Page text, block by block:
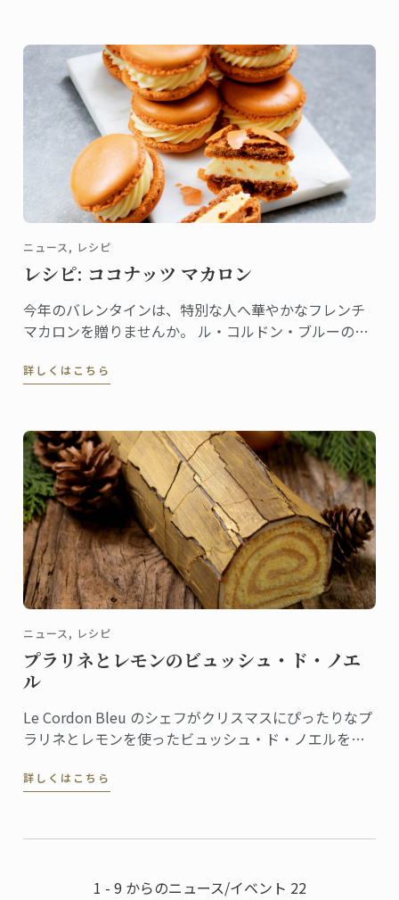
ニュース, レシピ
レシピ: ココナッツ マカロン
今年のバレンタインは、特別な人へ華やかなフレンチ
マカロンを贈りませんか。 ル・コルドン・ブルーの書
ツ マカロンのレシピをご紹介しましょう。
詳しくはこちら
ニュース, レシピ
プラリネとレモンのビュッシュ・ド・ノエ
ル
Le Cordon Bleu のシェフがクリスマスにぴったりなプ
ラリネとレモンを使ったビュッシュ・ド・ノエルをご
詳しくはこちら
1 - 9 からのニュース/イベント 22